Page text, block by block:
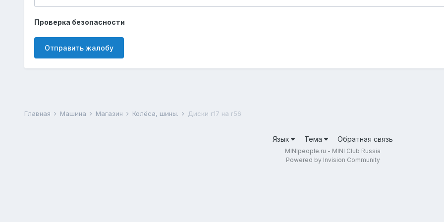
Проверка безопасности
Отправить жалобу
Главная Машина Магазин Колёса, шины. Диски r17 на r56
Язык Тема Обратная связь
MINIpeople.ru - MINI Club Russia
Powered by Invision Community